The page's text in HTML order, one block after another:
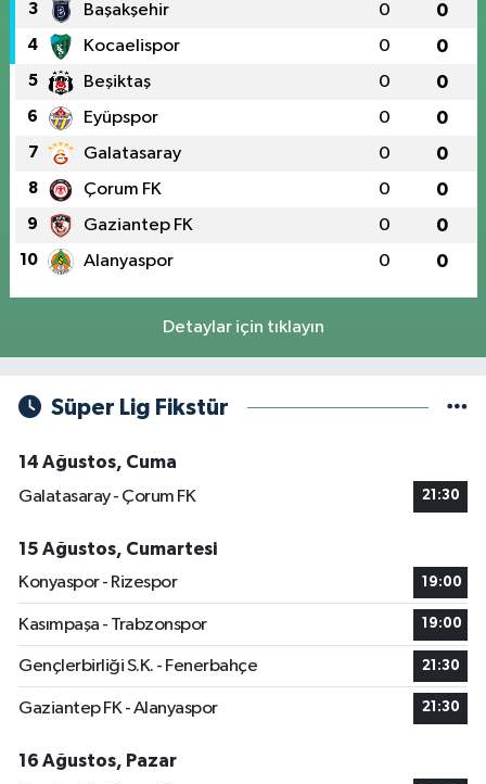
3 Başakşehir 0 0
4 Kocaelispor 0 0
5 Beşiktaş 0 0
6 Eyüpspor 0 0
7 Galatasaray 0 0
8 Çorum FK 0 0
9 Gaziantep FK 0 0
10 Alanyaspor 0 0
Detaylar için tıklayın
Süper Lig Fikstür
14 Ağustos, Cuma
Galatasaray - Çorum FK
21:30
15 Ağustos, Cumartesi
Konyaspor - Rizespor
19:00
Kasımpaşa - Trabzonspor 19:00
Gençlerbirliği S.K. - Fenerbahçe 21:30
Gaziantep FK - Alanyaspor 21:30
16 Ağustos, Pazar